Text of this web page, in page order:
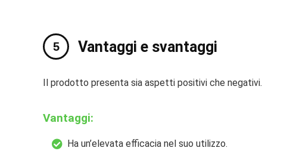
Vantaggi e svantaggi
Il prodotto presenta sia aspetti positivi che negativi.
Vantaggi:
Ha un’elevata efficacia nel suo utilizzo.